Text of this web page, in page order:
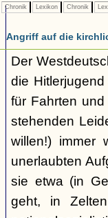
Chronik Lexikon Chronik
Angriff auf die
Der
die
für Fahrten
stehenden
willen!) immer
unerlaubten
sie etwa (in
geht, in